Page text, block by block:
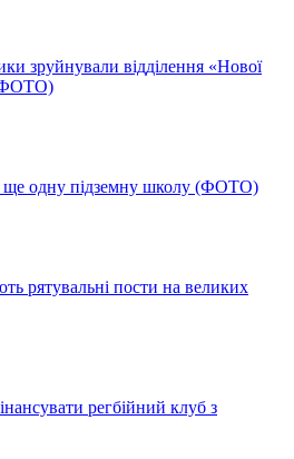
зруйнували відділення «Нової
ще одну підземну школу (ФОТО)
рятувальні пости на великих
регбійний клуб з